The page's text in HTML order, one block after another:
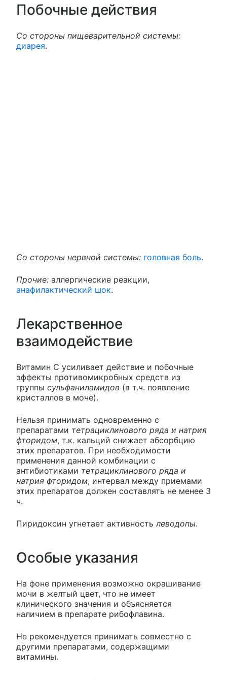
Побочные действия
Со стороны пищеварительной системы:
диарея.
Со стороны нервной системы: головная боль.
Прочие: аллергические реакции,
анафилактический шок.
Лекарственное
взаимодействие
Витамин С усиливает действие и побочные
эффекты противомикробных средств из
группы сульфаниламидов (в т.ч. появление
кристаллов в моче).
Нельзя принимать одновременно с
препаратами тетрациклинового ряда и натрия
фторидом, т.к. кальций снижает абсорбцию
этих препаратов. При необходимости
применения данной комбинации с
антибиотиками тетрациклинового ряда и
натрия фторидом, интервал между приемами
этих препаратов должен составлять не менее 3
ч.
Пиридоксин угнетает активность леводопы.
Особые указания
На фоне применения возможно окрашивание
мочи в желтый цвет, что не имеет
клинического значения и объясняется
наличием в препарате рибофлавина.
Не рекомендуется принимать совместно с
другими препаратами, содержащими
витамины.